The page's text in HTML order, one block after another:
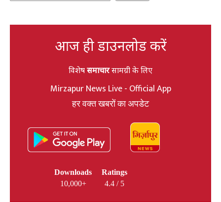
आज ही डाउनलोड करें
विशेषसमाचारसामग्री के लिए
Mirzapur News Live - Official App
हर वक्त खबरों का अपडेट
Downloads
10,000+
Ratings
4.4 / 5